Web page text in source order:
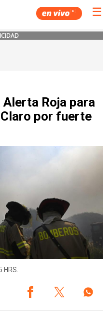
☰
Roja para
por fuerte
HRS.